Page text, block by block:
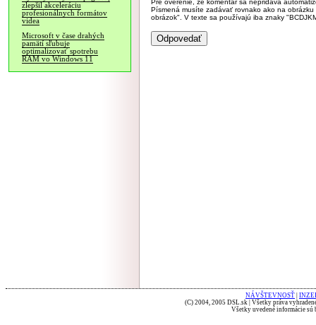
zlepšil akceleráciu
profesionálnych formátov
videa
Microsoft v čase drahých
pamätí sľubuje
optimalizovať spotrebu
RAM vo Windows 11
Pre overenie, že komentár sa nepridáva
Písmená musíte zadávať rovnako ako na
obrázok". V texte sa používajú iba znaky
NÁVŠTEVNOSŤ
(C) 2004, 2005 DSL.sk | Všetky práva
Všetky uvedené informácie sú